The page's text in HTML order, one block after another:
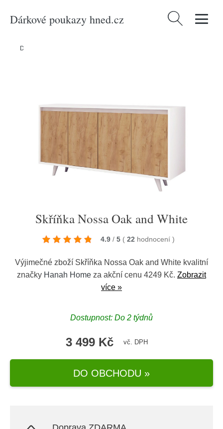
Dárkové poukazy hned.cz Vyhledávání
Domů
Skříňka Nossa Oak and White
4.9 / 5 ( 22 hodnocení )
Výjimečné zboží Skříňka Nossa Oak and White kvalitní
značky Hanah Home za akční cenu 4249 Kč. Zobrazit
více »
Dostupnost: Do 2 týdnů
3 499 Kč vč. DPH
DO OBCHODU »